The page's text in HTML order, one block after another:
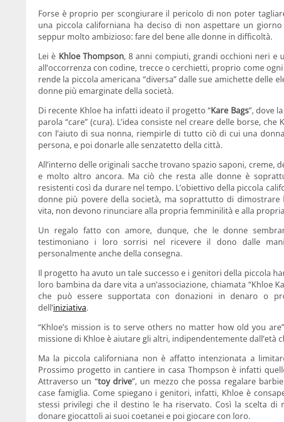
Forse è proprio per scongiurare il pericolo di non poter
una piccola californiana ha deciso di non aspettare un
seppur molto ambizioso: fare del bene alle donne in difficoltà.
Lei è Khloe Thompson, 8 anni compiuti, grandi occhioni neri e
all’occorrenza con codine, trecce o cerchietti, proprio come
rende la piccola americana “diversa” dalle sue amichette delle
donne più emarginate della società.
Di recente Khloe ha infatti ideato il progetto “Kare Bags”, dove
parola “care” (cura). L’idea consiste nel creare delle borse,
con l’aiuto di sua nonna, riempirle di tutto ciò di cui una
persona, e poi donarle alle senzatetto della città.
All’interno delle originali sacche trovano spazio saponi, creme,
e molto altro ancora. Ma ciò che resta alle donne è
resistenti così da durare nel tempo. L’obiettivo della piccola
donne più povere della società, ma soprattutto di
vita, non devono rinunciare alla propria femminilità e alla
Un regalo fatto con amore, dunque, che le donne
testimoniano i loro sorrisi nel ricevere il dono dalle
personalmente anche della consegna.
Il progetto ha avuto un tale successo e i genitori della piccola
loro bambina da dare vita a un’associazione, chiamata “Khloe
che può essere supportata con donazioni in denaro o
dell’iniziativa.
“Khloe’s mission is to serve others no matter how old you
missione di Khloe è aiutare gli altri, indipendentemente dall’età
Ma la piccola californiana non è affatto intenzionata a
Prossimo progetto in cantiere in casa Thompson è infatti
Attraverso un “toy drive”, un mezzo che possa regalare
case famiglia. Come spiegano i genitori, infatti, Khloe è
stessi privilegi che il destino le ha riservato. Così la scelta
donare giocattoli ai suoi coetanei e poi giocare con loro.